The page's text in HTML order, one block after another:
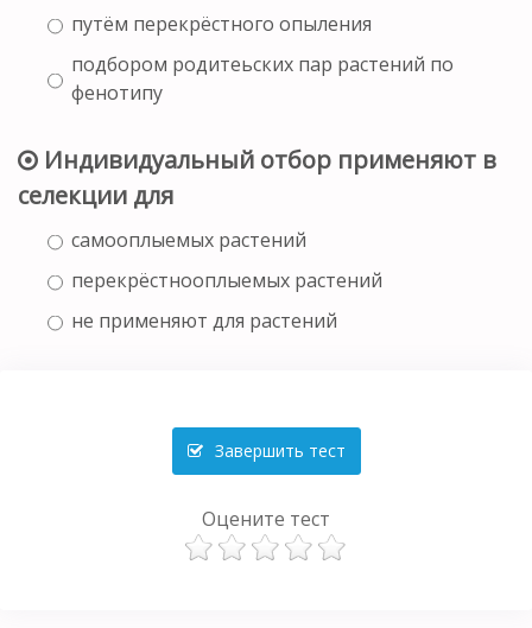
путём перекрёстного опыления
подбором родитеьских пар растений по
фенотипу
Индивидуальный отбор применяют в
селекции для
самооплыемых растений
перекрёстнооплыемых растений
не применяют для растений
Завершить тест
Оцените тест